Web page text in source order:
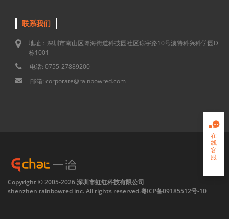
联系我们
地址：深圳市南山区粤海街道科技园社区琼宇路10号澳特科兴科学园D
栋1001
电话: 0755-27889200
邮箱: corporate@rainbowred.com

在
线
客
服
Copyright © 2005-2026.深圳市虹红科技有限公司
shenzhen rainbowred inc. All rights reserved.粤ICP备09185512号-10